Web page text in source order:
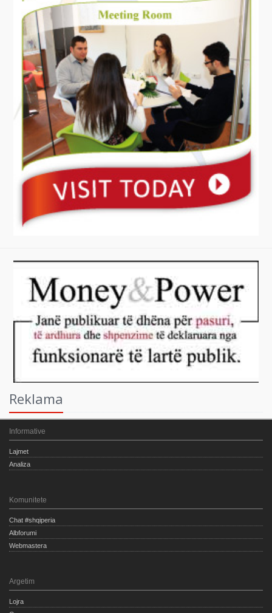
Reklama
Informative
Lajmet
Analiza
Komunitete
Chat #shqiperia
Albforumi
Webmastera
Argetim
Lojra